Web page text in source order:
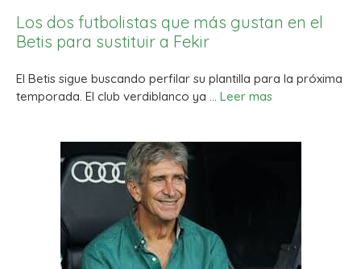
Los dos futbolistas que más gustan en el
Betis para sustituir a Fekir
El Betis sigue buscando perfilar su plantilla para la próxima
temporada. El club verdiblanco ya … Leer mas